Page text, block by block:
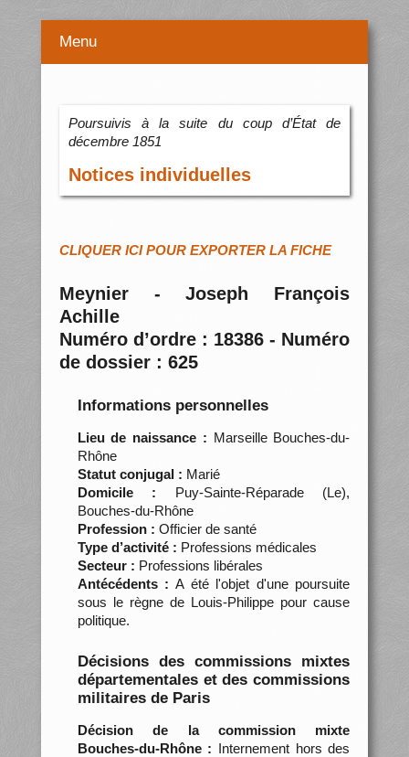
Menu
Poursuivis à la suite du coup d’État de
décembre 1851
Notices individuelles
CLIQUER ICI POUR EXPORTER LA FICHE
Meynier - Joseph François
Achille
Numéro d’ordre : 18386 - Numéro
de dossier : 625
Informations personnelles
Lieu de naissance : Marseille Bouches-du-
Rhône
Statut conjugal : Marié
Domicile : Puy-Sainte-Réparade (Le),
Bouches-du-Rhône
Profession : Officier de santé
Type d’activité : Professions médicales
Secteur : Professions libérales
Antécédents : A été l'objet d'une poursuite
sous le règne de Louis-Philippe pour cause
politique.
Décisions des commissions mixtes
départementales et des commissions
militaires de Paris
Décision de la commission mixte
Bouches-du-Rhône : Internement hors des